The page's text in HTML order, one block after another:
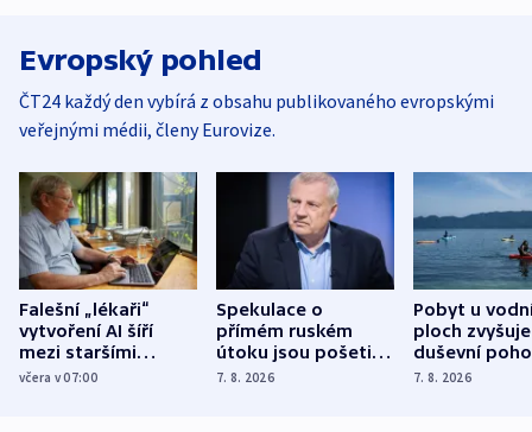
Evropský pohled
ČT24 každý den vybírá z obsahu publikovaného evropskými
veřejnými médii, členy Eurovize.
Falešní „lékaři“
vytvoření AI šíří
mezi staršími
Poláky nebezpečné
včera v 07:00
Spekulace o
přímém ruském
útoku jsou pošetilé,
míní estonský
7. 8. 2026
Pobyt u
ploch zvyšuje
duševní
ukázala
7. 8. 2026